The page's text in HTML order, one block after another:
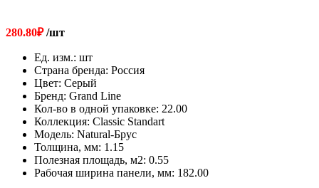
280.80₽/шт
Ед. изм.: шт
Страна бренда: Россия
Цвет: Серый
Бренд: Grand Line
Кол-во в одной упаковке: 22.00
Коллекция: Classic Standart
Модель: Natural-Брус
Толщина, мм: 1.15
Полезная площадь, м2: 0.55
Рабочая ширина панели, мм: 182.00